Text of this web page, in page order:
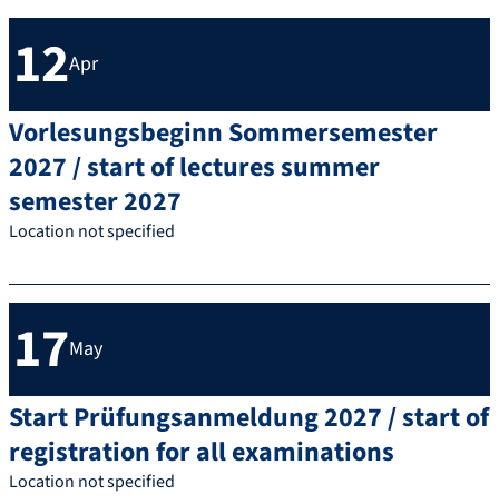
12Apr
Vorlesungsbeginn Sommersemester
2027 / start of lectures summer
semester 2027
Location not specified
17May
Start Prüfungsanmeldung 2027 / start of
registration for all examinations
Location not specified